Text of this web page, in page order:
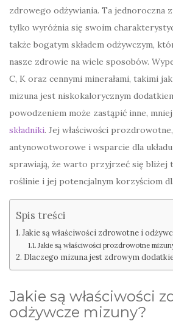
zdrowego odżywiania. Ta jednoroczna
tylko wyróżnia się swoim
także bogatym składem odżywczym,
nasze zdrowie na wiele sposobów.
C, K oraz cennymi minerałami, takimi
mizuna jest niskokalorycznym
powodzeniem może zastąpić inne, mniej
składniki. Jej właściwości
antynowotworowe i wsparcie dla
sprawiają, że warto przyjrzeć się bliżej
roślinie i jej potencjalnym korzyściom
Spis treści
Jakie są właściwości zdrowotne i
Jakie są właściwości prozdrowotne
Dlaczego mizuna jest zdrowym
Jakie są właściwości
odżywcze mizuny?